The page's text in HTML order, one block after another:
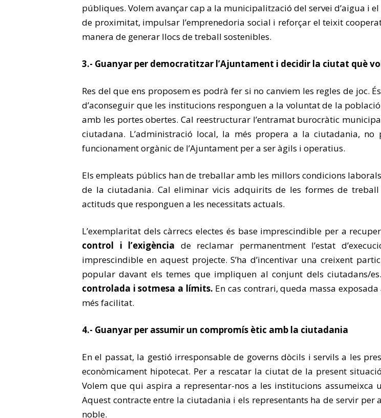
públiques. Volem avançar cap a la municipalització del servei d’aigua i
de proximitat, impulsar l’emprenedoria social i reforçar el teixit
manera de generar llocs de treball sostenibles.
3.- Guanyar per democratitzar l’Ajuntament i decidir la ciutat què
Res del que ens proposem es podrà fer si no canviem les regles de joc.
d’aconseguir que les institucions responguen a la voluntat de la
amb les portes obertes. Cal reestructurar l’entramat burocràtic
ciutadana. L’administració local, la més propera a la ciutadania,
funcionament orgànic de l’Ajuntament per a ser àgils i operatius.
Els empleats públics han de treballar amb les millors condicions
de la ciutadania. Cal eliminar vicis adquirits de les formes de
actituds que responguen a les necessitats actuals.
L’exemplaritat dels càrrecs electes és base imprescindible per a
control i l’exigència de reclamar permanentment l’estat
imprescindible en aquest projecte. S’ha d’incentivar una creixent
popular davant els temes que impliquen al conjunt dels ciutadans/es.
controlada i sotmesa a límits. En cas contrari, queda massa
més facilitat.
4.- Guanyar per assumir un compromís ètic amb la ciutadania
En el passat, la gestió irresponsable de governs dòcils i servils a les
econòmicament hipotecat. Per a rescatar la ciutat de la present
Volem que qui aspira a representar-nos a les institucions assumeixca
Aquest contracte entre la ciutadania i els representants ha de servir
noble.